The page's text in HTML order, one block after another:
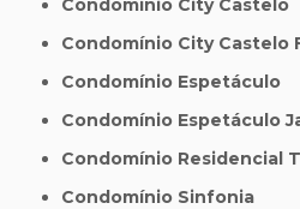
Condomínio City Castelo
Condomínio City
Condomínio Espetáculo
Condomínio Espetáculo
Condomínio Residencial
Condomínio Sinfonia